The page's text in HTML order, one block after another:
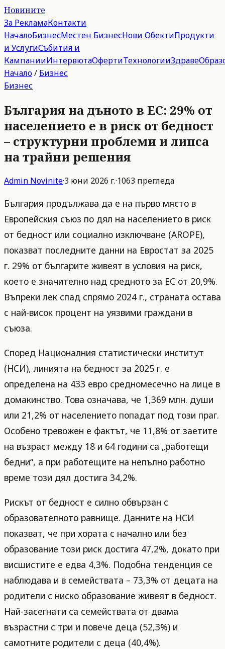
Новините
За РекламаКонтакти
НачалоБизнесМестен БизнесНови ОбектиПродукти
и УслугиСъбития и
КампанииИнтервютаОфертиТехнологииЗдраве
Начало/ Бизнес
Бизнес
България на дъното в ЕС: 29% от
населението е в риск от бедност
– структурни проблеми и липса
на трайни решения
Admin Novinite·3 юни 2026 г.·1063 прегледа
България продължава да е на първо място в
Европейския съюз по дял на населението в риск
от бедност или социално изключване (AROPE),
показват последните данни на Евростат за 2025
г. 29% от българите живеят в условия на риск,
което е значително над средното за ЕС от 20,9%.
Въпреки лек спад спрямо 2024 г., страната остава
с най-висок процент на уязвими граждани в
съюза.
Според Националния статистически институт
(НСИ), линията на бедност за 2025 г. е
определена на 433 евро средномесечно на лице в
домакинство. Това означава, че 1,369 млн. души
или 21,2% от населението попадат под този праг.
Особено тревожен е фактът, че 11,8% от заетите
на възраст между 18 и 64 години са „работещи
бедни“, а при работещите на непълно работно
време този дял достига 34,2%.
Рискът от бедност е силно обвързан с
образователното равнище. Данните на НСИ
показват, че при хората с начално или без
образование този риск достига 47,2%, докато при
висшистите е едва 4,3%. Подобна тенденция се
наблюдава и в семействата – 73,3% от децата на
родители с ниско образование живеят в бедност.
Най-засегнати са семействата от двама
възрастни с три и повече деца (52,3%) и
самотните родители с деца (40,4%).